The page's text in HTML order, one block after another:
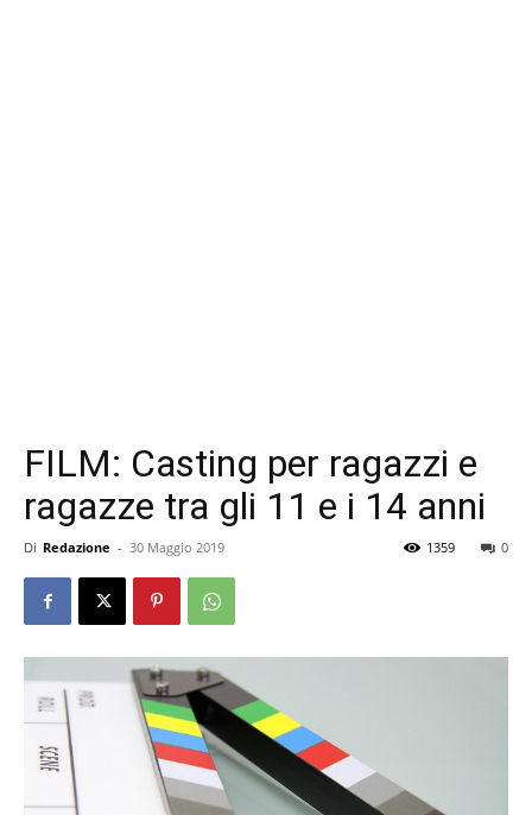
FILM: Casting per ragazzi e
ragazze tra gli 11 e i 14 anni
Di Redazione - 30 Maggio 2019 0
1359